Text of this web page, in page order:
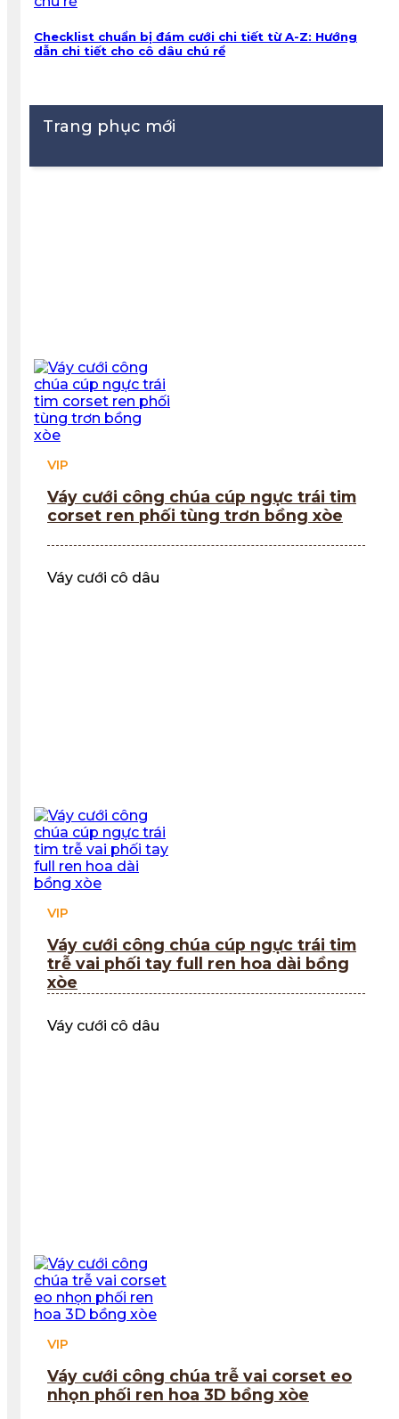
Checklist chuẩn bị đám cưới chi tiết từ A-Z: Hướng
dẫn chi tiết cho cô dâu chú rể
Trang phục mới
VIP
Váy cưới công chúa cúp ngực trái tim
corset ren phối tùng trơn bồng xòe
Váy cưới cô dâu
VIP
Váy cưới công chúa cúp ngực trái tim
trễ vai phối tay full ren hoa dài bồng
xòe
Váy cưới cô dâu
VIP
Váy cưới công chúa trễ vai corset eo
nhọn phối ren hoa 3D bồng xòe